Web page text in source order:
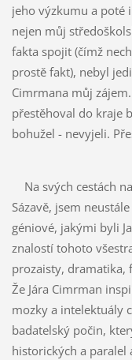
jeho výzkumu a poté
nejen můj
fakta spojit (čímž
prostě fakt), nebyl
Cimrmana můj
přestěhoval do kraje
bohužel - nevyjeli.
Na svých cestách
Sázavě, jsem
géniové, jakými byli
znalostí tohoto
prozaisty, dramatika,
Že Jára Cimrman
mozky a intelektuály
badatelský počin,
historických a paralel